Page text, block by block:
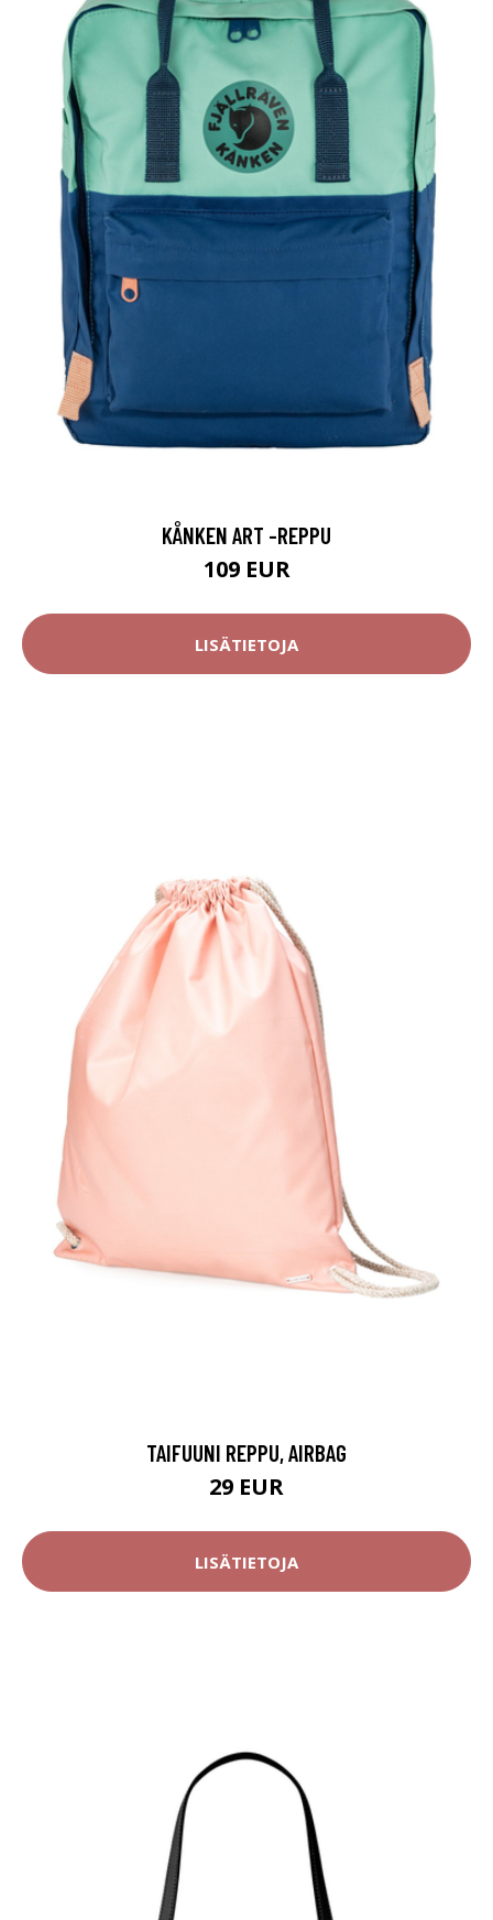
KÅNKEN ART -REPPU
109 EUR
LISÄTIETOJA
TAIFUUNI REPPU, AIRBAG
29 EUR
LISÄTIETOJA